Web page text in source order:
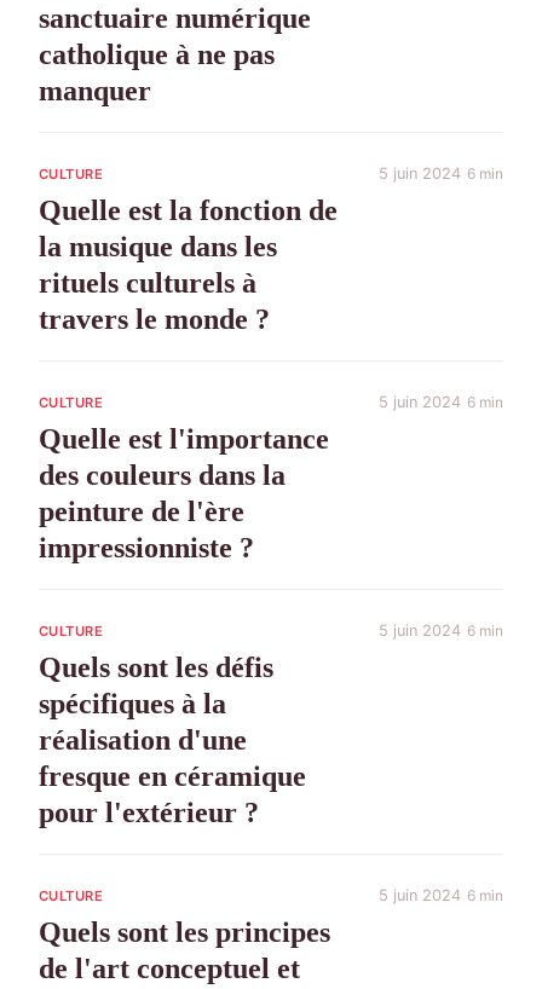
sanctuaire numérique
catholique à ne pas
manquer
CULTURE
Quelle est la fonction de
la musique dans les
rituels culturels à
travers le monde ?
5 juin 2024 6 min
CULTURE
Quelle est l'importance
des couleurs dans la
peinture de l'ère
impressionniste ?
5 juin 2024 6 min
CULTURE
Quels sont les défis
spécifiques à la
réalisation d'une
fresque en céramique
pour l'extérieur ?
5 juin 2024 6 min
CULTURE
Quels sont les principes
de l'art conceptuel et
5 juin 2024 6 min